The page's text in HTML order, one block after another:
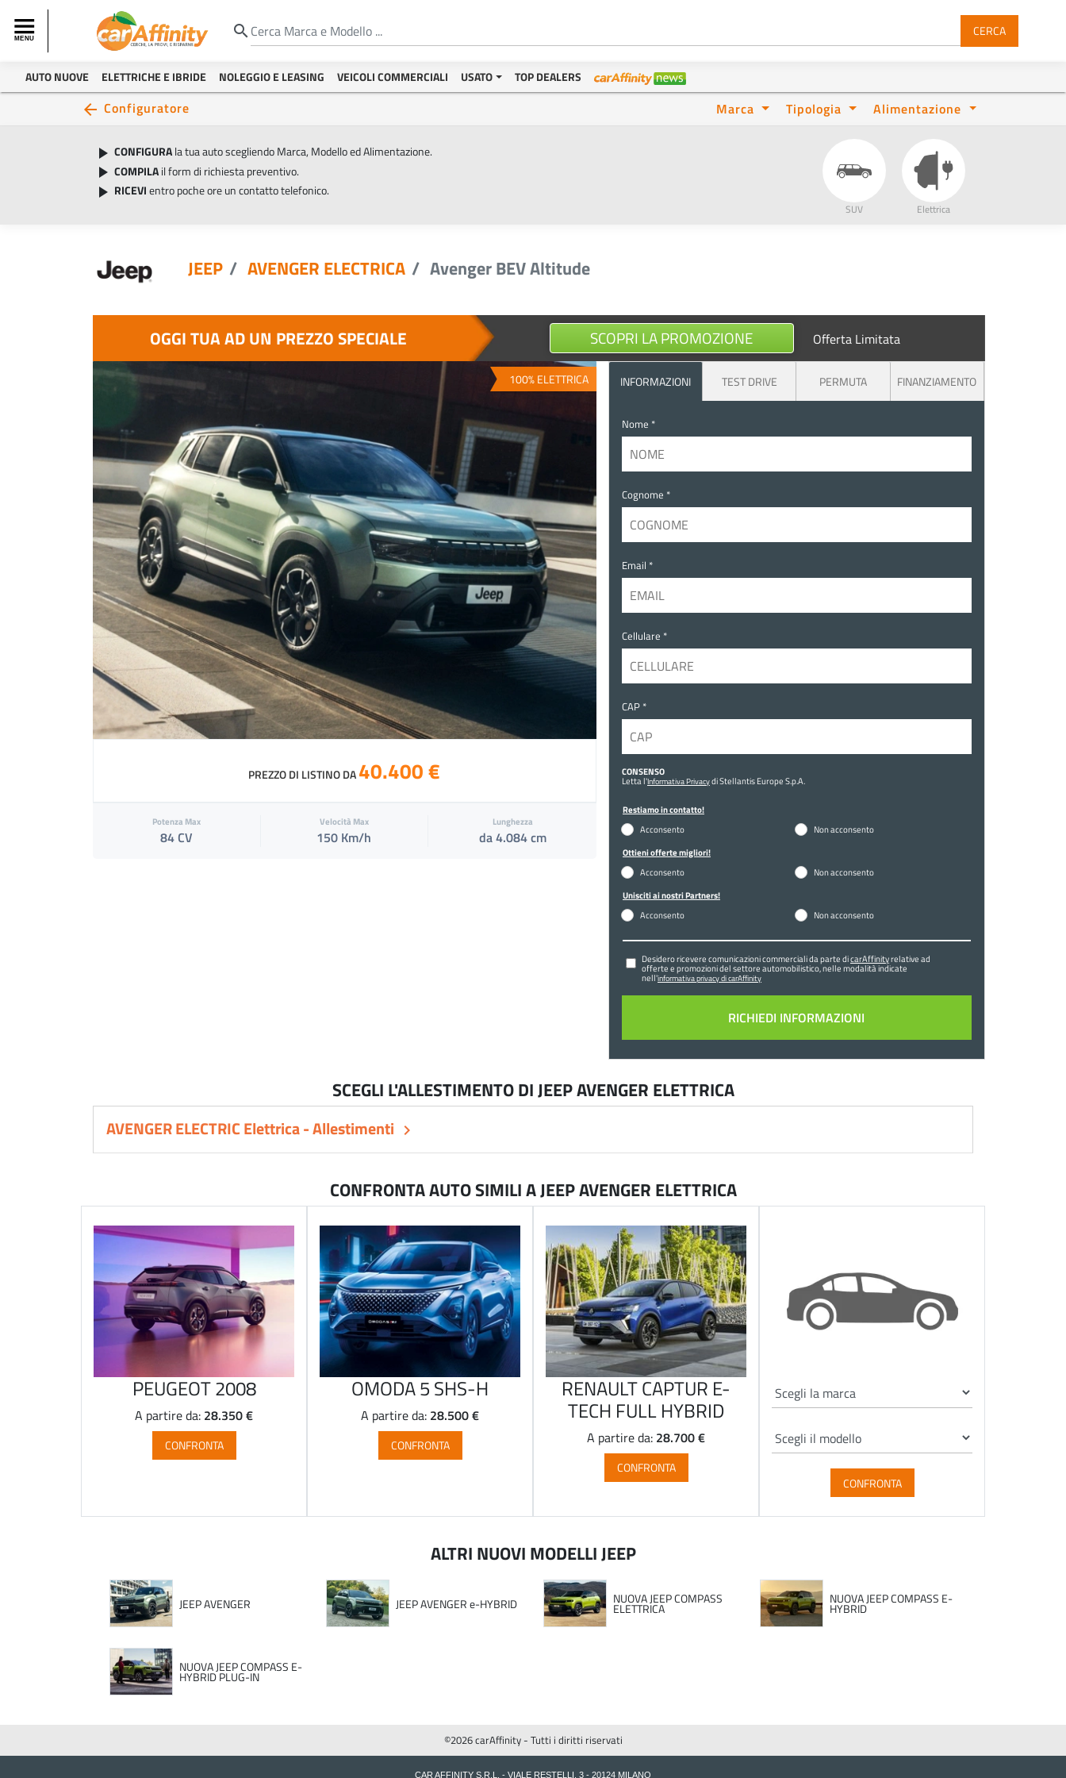
search CERCA
AUTO NUOVE ELETTRICHE E IBRIDE NOLEGGIO E LEASING VEICOLI COMMERCIALI USATO TOP DEALERS
arrow_back Configuratore Marca Tipologia Alimentazione
play_arrow CONFIGURA la tua auto scegliendo Marca, Modello ed Alimentazione.
play_arrow COMPILA il form di richiesta preventivo.
play_arrow RICEVI entro poche ore un contatto telefonico.
SUV Elettrica
JEEP AVENGER ELECTRICA Avenger BEV Altitude
OGGI TUA AD UN PREZZO SPECIALE SCOPRI LA PROMOZIONE Offerta Limitata
100% ELETTRICA
PREZZO DI LISTINO DA40.400 €
Potenza Max
84 CV
Velocità Max
150 Km/h
Lunghezza
da 4.084 cm
INFORMAZIONI TEST DRIVE PERMUTA FINANZIAMENTO
Nome *
Cognome *
Email *
Cellulare *
CAP *
CONSENSO
Letta l'Informativa Privacydi Stellantis Europe S.p.A.
Restiamo in contatto!
Acconsento Non acconsento
Ottieni offerte migliori!
Acconsento Non acconsento
Unisciti ai nostri Partners!
Acconsento Non acconsento
Desidero ricevere comunicazioni commerciali da parte dicarAffinityrelative ad
offerte e promozioni del settore automobilistico, nelle modalità indicate
nell'informativa privacy di carAffinity
SCEGLI L'ALLESTIMENTO DI JEEP AVENGER ELETTRICA
AVENGER ELECTRIC Elettrica - Allestimenti keyboard_arrow_right
CONFRONTA AUTO SIMILI A JEEP AVENGER ELETTRICA
PEUGEOT 2008
A partire da: 28.350 €
CONFRONTA
OMODA 5 SHS-H
A partire da: 28.500 €
CONFRONTA
RENAULT CAPTUR E-
TECH FULL HYBRID
A partire da: 28.700 €
CONFRONTA
CONFRONTA
ALTRI NUOVI MODELLI JEEP
JEEP AVENGER JEEP AVENGER e-HYBRID NUOVA JEEP COMPASS
ELETTRICA
NUOVA JEEP COMPASS E-
HYBRID
NUOVA JEEP COMPASS E-
HYBRID PLUG-IN
©2026 carAffinity - Tutti i diritti riservati
CAR AFFINITY S.R.L. - VIALE RESTELLI, 3 - 20124 MILANO